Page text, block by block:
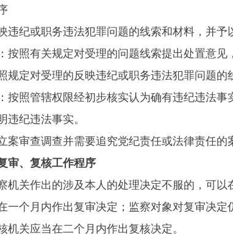
纪或职务违法犯罪问题的线索和材料，并予
照有关规定对受理的问题线索提出处置意见
定对受理的反映违纪或职务违法犯罪问题的
照管辖权限经初步核实认为确有违纪违法事
违纪违法事实。
审查调查并需要追究党纪责任或法律责任的
审、复核工作程序
关作出的涉及本人的处理决定不服的，可以
一个月内作出复审决定；监察对象对复审决
机关应当在二个月内作出复核决定。